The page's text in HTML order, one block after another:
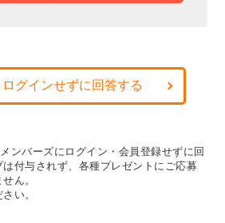
グインせずに回答する
ンバーズにログイン・会員登録せずに回
付与されず、各種プレゼントにご応募
ん。
い。